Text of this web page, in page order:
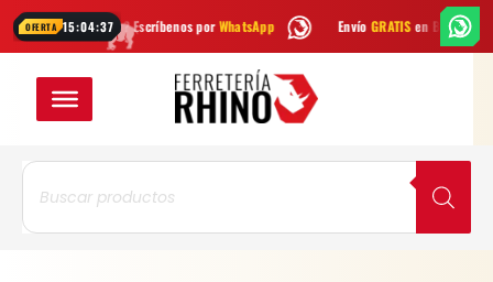
OFERTA 15:04:37
¿Dudas? Escríbenos porWhatsApp Envío GRATISen Bogotá
Búsqueda
productos